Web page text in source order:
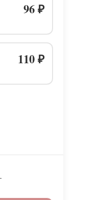
96 ₽
110 ₽